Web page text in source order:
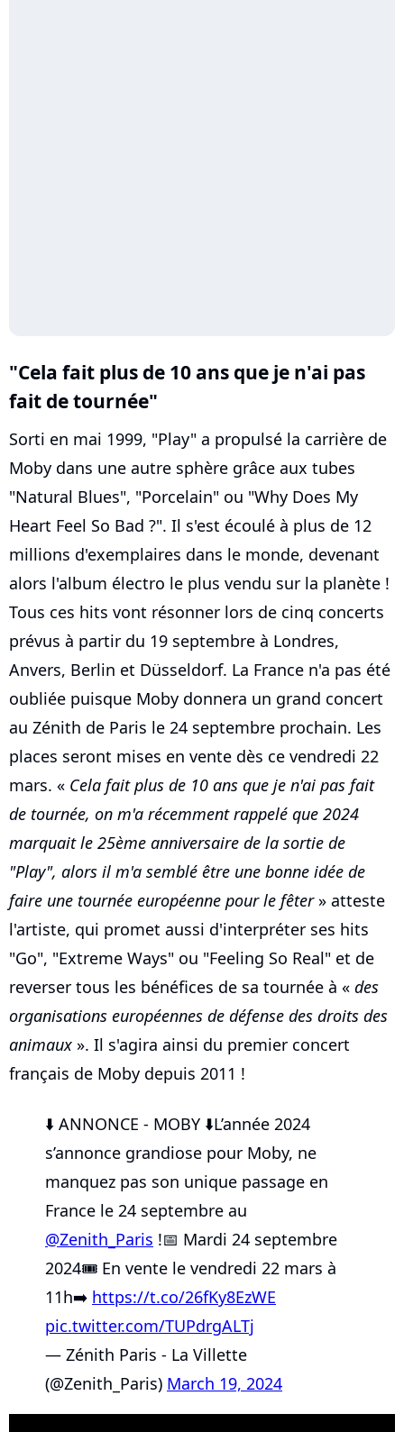
"Cela fait plus de 10 ans que je n'ai pas
fait de tournée"
Sorti en mai 1999, "Play" a propulsé la carrière de
Moby dans une autre sphère grâce aux tubes
"Natural Blues", "Porcelain" ou "Why Does My
Heart Feel So Bad ?". Il s'est écoulé à plus de 12
millions d'exemplaires dans le monde, devenant
alors l'album électro le plus vendu sur la planète !
Tous ces hits vont résonner lors de cinq concerts
prévus à partir du 19 septembre à Londres,
Anvers, Berlin et Düsseldorf. La France n'a pas été
oubliée puisque Moby donnera un grand concert
au Zénith de Paris le 24 septembre prochain. Les
places seront mises en vente dès ce vendredi 22
mars. « Cela fait plus de 10 ans que je n'ai pas fait
de tournée, on m'a récemment rappelé que 2024
marquait le 25ème anniversaire de la sortie de
"Play", alors il m'a semblé être une bonne idée de
faire une tournée européenne pour le fêter» atteste
l'artiste, qui promet aussi d'interpréter ses hits
"Go", "Extreme Ways" ou "Feeling So Real" et de
reverser tous les bénéfices de sa tournée à « des
organisations européennes de défense des droits des
animaux ». Il s'agira ainsi du premier concert
français de Moby depuis 2011 !
⬇️ ANNONCE - MOBY ⬇️L’année 2024
s’annonce grandiose pour Moby, ne
manquez pas son unique passage en
France le 24 septembre au
@Zenith_Paris !📅 Mardi 24 septembre
2024🎟 En vente le vendredi 22 mars à
11h➡️ https://t.co/26fKy8EzWE
pic.twitter.com/TUPdrgALTj
— Zénith Paris - La Villette
(@Zenith_Paris) March 19, 2024